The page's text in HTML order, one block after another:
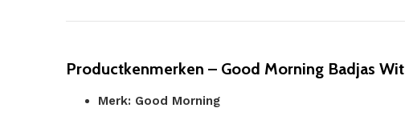
Productkenmerken – Good Morning Badjas Wit
Merk: Good Morning